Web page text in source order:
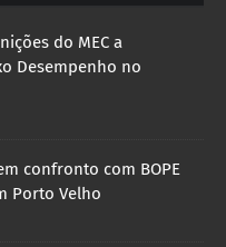
do MEC a
Desempenho no
confronto com BOPE
Porto Velho